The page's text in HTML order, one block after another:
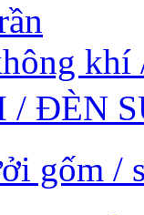
khí
/ ĐÈN
gốm /